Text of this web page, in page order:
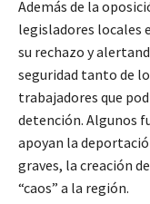
Además de la
legisladores locales
su rechazo y
seguridad tanto de
trabajadores que
detención. Algunos
apoyan la
graves, la creación
“caos” a la región.